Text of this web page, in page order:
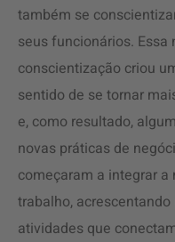
também se
seus funcionários. Essa
conscientização criou
sentido de se tornar
e, como resultado,
novas práticas de
começaram a integrar
trabalho,
atividades que